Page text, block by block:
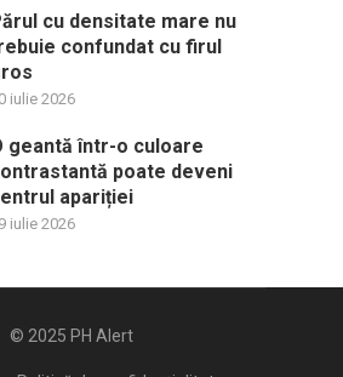
cu densitate mare nu
confundat cu firul
iulie 2026
geantă într-o culoare
poate deveni
apariției
iulie 2026
© 2025 PH Alert